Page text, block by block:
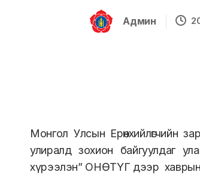
Админ
Монгол Улсын Ерөнхийлөгчийн
улиралд зохион байгуулдаг
хүрээлэн” ОНӨТҮГ дээр хаврын